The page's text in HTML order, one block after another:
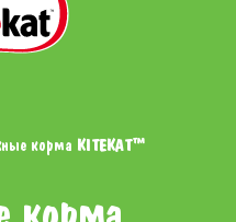
корма KITEKAT™